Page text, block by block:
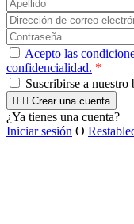
Acepto las
confidencialidad. *
Suscribirse a
  Crear una cuenta
¿Ya tienes una cuenta?
Iniciar sesión O